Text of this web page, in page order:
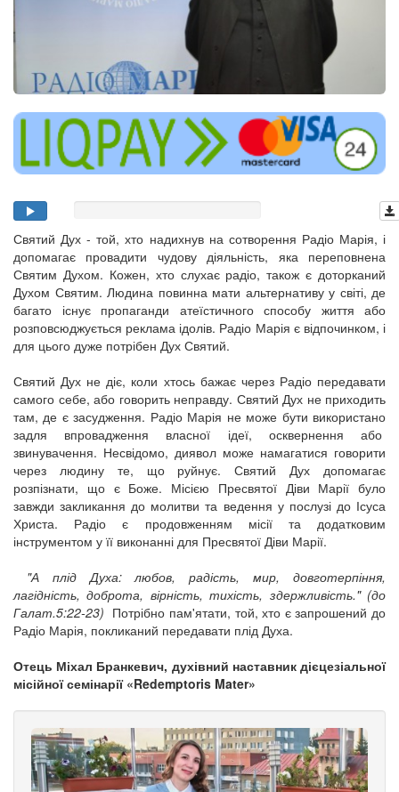
Святий Дух - той, хто надихнув на сотворення Радіо Марія, і
допомагає провадити чудову діяльність, яка переповнена
Святим Духом. Кожен, хто слухає радіо, також є доторканий
Духом Святим. Людина повинна мати альтернативу у світі, де
багато існує пропаганди атеїстичного способу життя або
розповсюджується реклама ідолів. Радіо Марія є відпочинком, і
для цього дуже потрібен Дух Святий.
Святий Дух не діє, коли хтось бажає через Радіо передавати
самого себе, або говорить неправду. Святий Дух не приходить
там, де є засудження. Радіо Марія не може бути використано
задля впровадження власної ідеї, осквернення або
звинувачення. Несвідомо, диявол може намагатися говорити
через людину те, що руйнує. Святий Дух допомагає
розпізнати, що є Боже. Місією Пресвятої Діви Марії було
завжди закликання до молитви та ведення у послузі до Ісуса
Христа. Радіо є продовженням місії та додатковим
інструментом у її виконанні для Пресвятої Діви Марії.
"А плід Духа: любов, радість, мир, довготерпіння,
лагідність, доброта, вірність, тихість, здержливість." (до
Галат.5:22-23) Потрібно пам'ятати, той, хто є запрошений до
Радіо Марія, покликаний передавати плід Духа.
Отець Міхал Бранкевич, духівний наставник дієцезіальної
місійної семінарії «Redemptoris Mater»